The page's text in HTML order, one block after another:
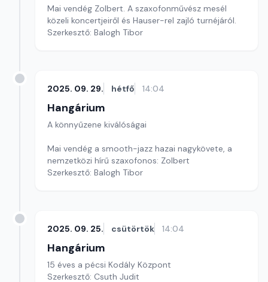
Mai vendég Zolbert. A szaxofonművész mesél
közeli koncertjeiről és Hauser-rel zajló turnéjáról.
Szerkesztő: Balogh Tibor
2025. 09. 29. hétfő 14:04
Hangárium
A könnyűzene kiválóságai
Mai vendég a smooth-jazz hazai nagykövete, a
nemzetközi hírű szaxofonos: Zolbert
Szerkesztő: Balogh Tibor
2025. 09. 25. csütörtök 14:04
Hangárium
15 éves a pécsi Kodály Központ
Szerkesztő: Csuth Judit